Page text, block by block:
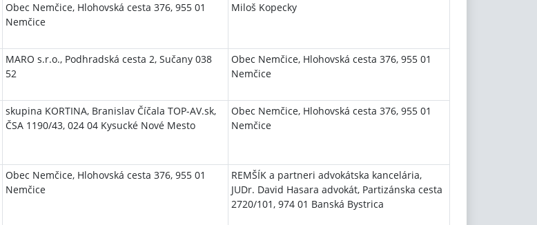
Obec Nemčice, Hlohovská cesta 376, 955 01
Nemčice
Miloš Kopecky
MARO s.r.o., Podhradská cesta 2, Sučany 038
52
Obec Nemčice, Hlohovská cesta 376, 955 01
Nemčice
skupina KORTINA, Branislav Číčala TOP-AV.sk,
ČSA 1190/43, 024 04 Kysucké Nové Mesto
Obec Nemčice, Hlohovská cesta 376, 955 01
Nemčice
Obec Nemčice, Hlohovská cesta 376, 955 01
Nemčice
REMŠÍK a partneri advokátska kancelária,
JUDr. David Hasara advokát, Partizánska cesta
2720/101, 974 01 Banská Bystrica